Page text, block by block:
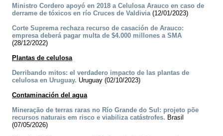
Ministro Cordero apoyó en 2018 a Celulosa Arauco en caso de
derrame de tóxicos en río Cruces de Valdivia(12/01/2023)
Corte Suprema rechaza recurso de casación de Arauco:
empresa deberá pagar multa de $4.000 millones a SMA
(28/12/2022)
Plantas de celulosa
Derribando mitos: el verdadero impacto de las plantas de
celulosa en Uruguay. Uruguay (02/10/2023)
Contaminación del agua
Mineração de terras raras no Río Grande do Sul: projeto põe
recursos naturais em risco e viabiliza catástrofes. Brasil
(07/05/2026)